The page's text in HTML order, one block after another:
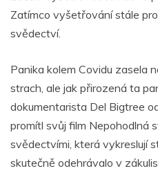
e
b
o
k
er s
p
e
er
e
Zatímco vyšetřování stále
svědectví.
Panika kolem Covidu zasela
strach, ale jak přirozená ta
dokumentarista Del Bigtree
promítl svůj film Nepohodlná
svědectvími, která vykreslují
skutečně odehrávalo v